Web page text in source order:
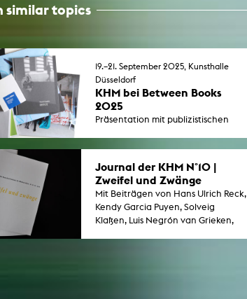
similar topics
19.–21. September 2025, Kunsthalle
Düsseldorf
KHM bei Between Books
2025
Präsentation mit publizistischen
sowie ein Schlaglicht auf 35 Jahre
Publizieren an der KHM.
Journal der KHM N°10 |
Zweifel und Zwänge
Mit Beiträgen von Hans Ulrich Reck,
Kendy Garcia Puyen, Solveig
Klaßen, Luis Negrón van Grieken,